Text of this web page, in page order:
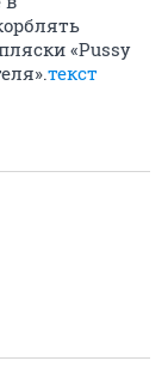
«Pussy
текст